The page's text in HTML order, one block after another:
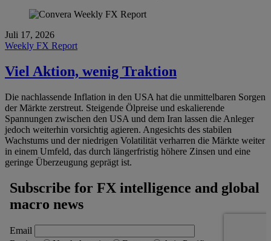
Juli 17, 2026
Weekly FX Report
Viel Aktion, wenig Traktion
Die nachlassende Inflation in den USA hat die unmittelbaren Sorgen
der Märkte zerstreut. Steigende Ölpreise und eskalierende
Spannungen zwischen den USA und dem Iran lassen die Anleger
jedoch weiterhin vorsichtig agieren. Angesichts des stabilen
Wachstums und der niedrigen Volatilität verharren die Märkte weiter
in einem Umfeld, das durch längerfristig höhere Zinsen und eine
geringe Überzeugung geprägt ist.